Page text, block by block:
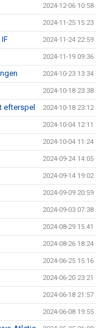
2024-12-06 10:58
2024-11-25 15:23
2024-11-24 22:59
2024-11-19 09:36
2024-10-23 13:34
2024-10-18 23:38
efterspel 2024-10-18 23:12
2024-10-04 12:11
2024-10-04 11:24
2024-09-24 14:05
2024-09-14 19:02
2024-09-09 20:59
2024-09-03 07:38
2024-08-29 15:41
2024-08-26 18:24
2024-06-25 15:16
2024-06-20 23:21
2024-06-18 21:57
2024-06-08 19:55